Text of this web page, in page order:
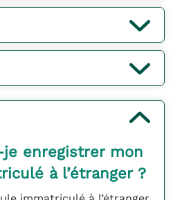
enregistrer mon
à l’étranger ?